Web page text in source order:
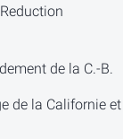
de la C.-B.
de la Californie et